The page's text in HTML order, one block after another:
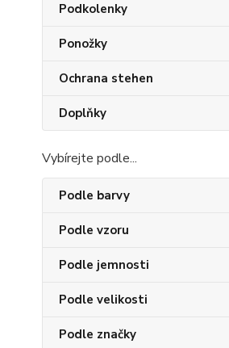
Podkolenky
Ponožky
Ochrana stehen
Doplňky
Vybírejte podle...
Podle barvy
Podle vzoru
Podle jemnosti
Podle velikosti
Podle značky